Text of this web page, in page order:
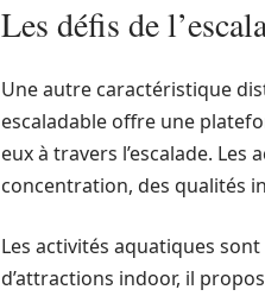
Les défis de
Une autre caractéristique
escaladable offre une
eux à travers l’escalade.
concentration, des qualités
Les activités aquatiques
d’attractions indoor, il